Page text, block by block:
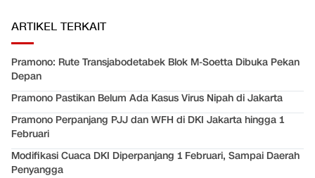
ARTIKEL TERKAIT
Pramono: Rute Transjabodetabek Blok M-Soetta Dibuka Pekan
Depan
Pramono Pastikan Belum Ada Kasus Virus Nipah di Jakarta
Pramono Perpanjang PJJ dan WFH di DKI Jakarta hingga 1
Februari
Modifikasi Cuaca DKI Diperpanjang 1 Februari, Sampai Daerah
Penyangga